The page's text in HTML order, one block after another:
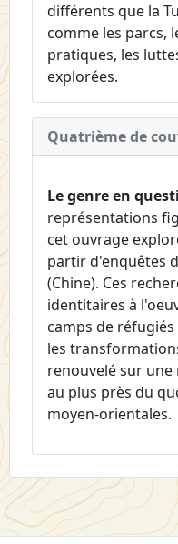
différents que la
comme les parcs,
pratiques, les
explorées.
Quatrième de
Le genre en
représentations
cet ouvrage
partir d'enquêtes
(Chine). Ces
identitaires à
camps de
les
renouvelé sur
au plus près du
moyen-orientales.